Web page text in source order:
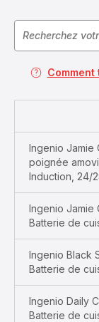
Ingenio Jamie
poignée
Induction, 24/
Ingenio Jamie
Batterie de
Ingenio Black
Batterie de
Ingenio Daily
Batterie de